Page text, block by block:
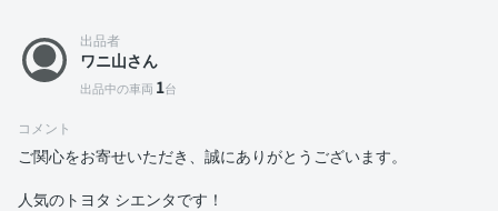
出品者
ワニ山さん
出品中の車両 1台
コメント
ご関心をお寄せいただき、誠にありがとうございます。
人気のトヨタ シエンタです！